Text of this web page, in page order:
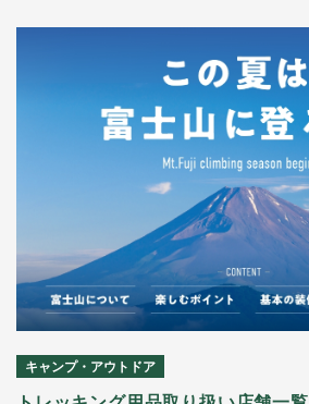
キャンプ・アウトドア